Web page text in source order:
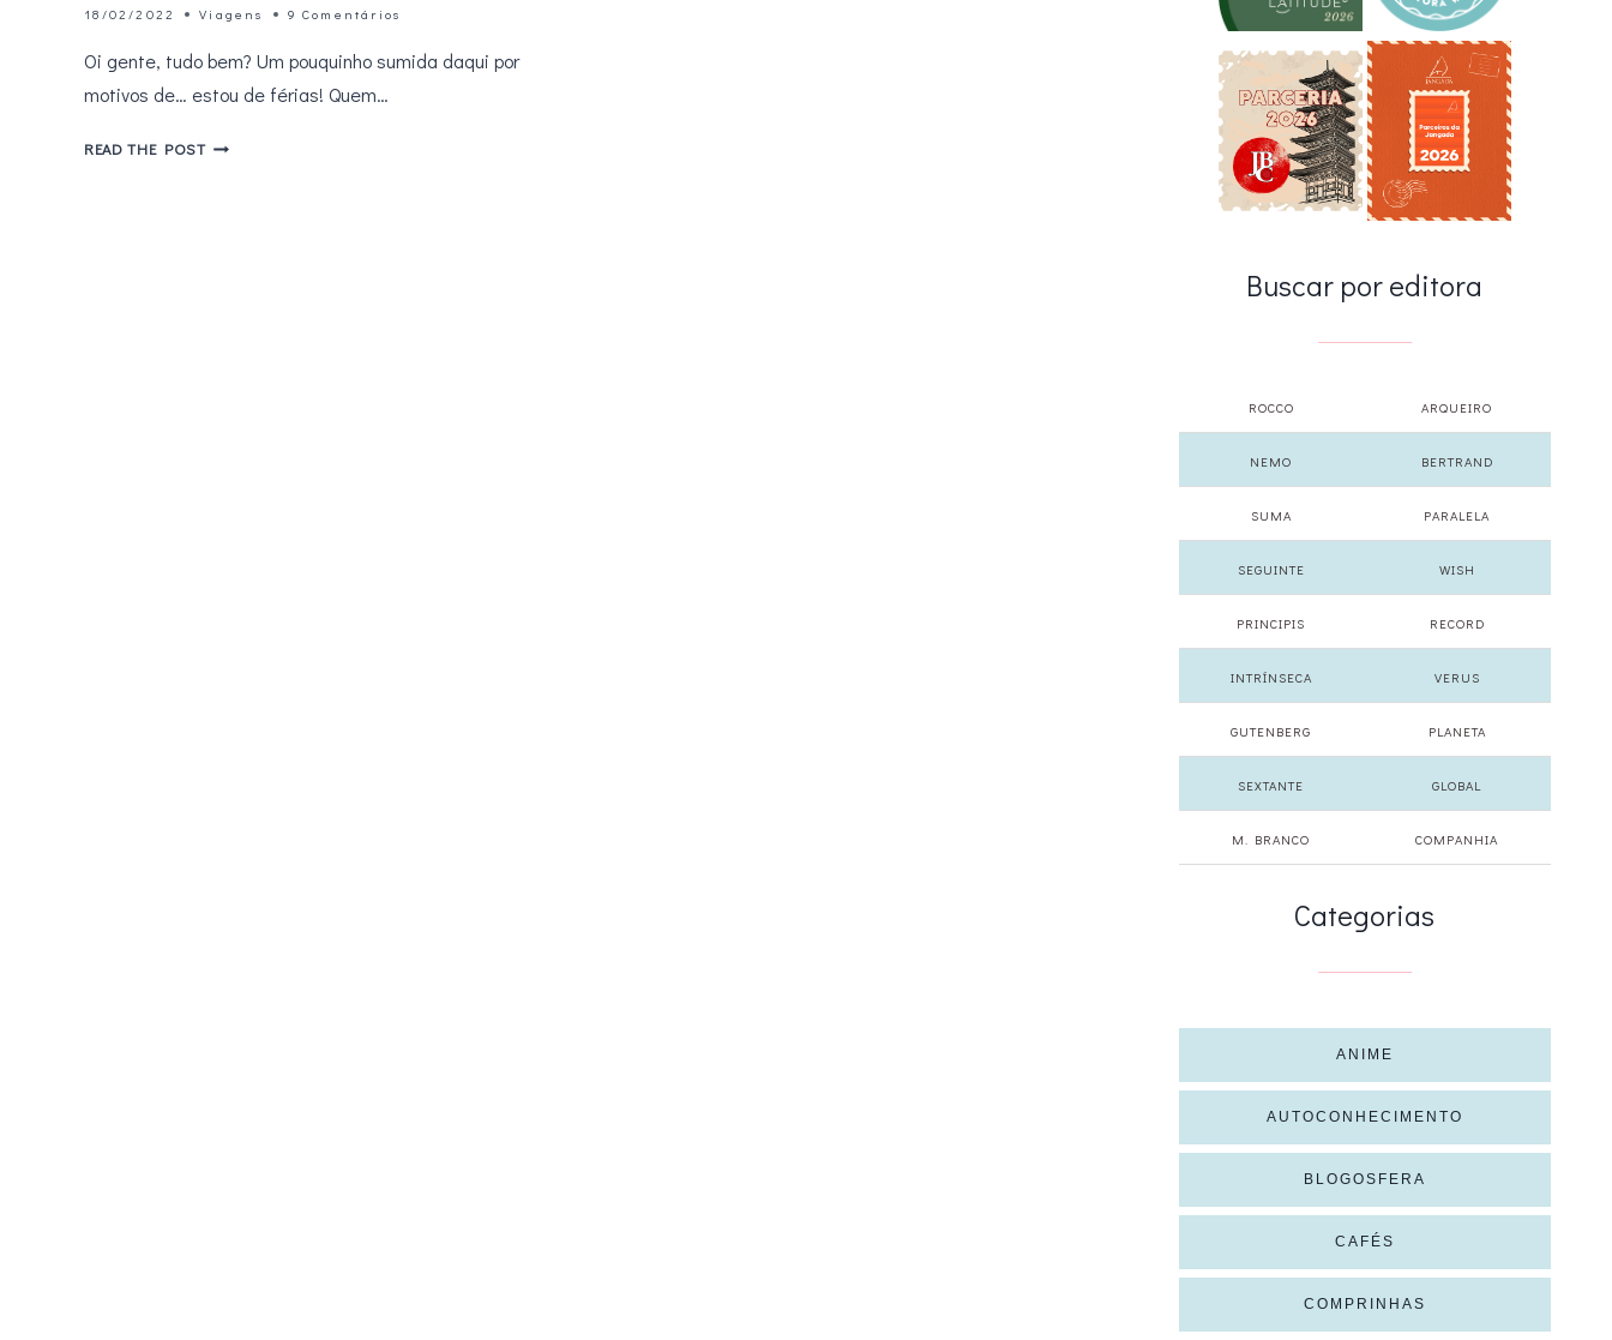
18/02/2022 Viagens 9 Comentários
Oi gente, tudo bem? Um pouquinho sumida daqui por
motivos de… estou de férias! Quem…
READ THE POSTNOVA
Buscar por editora
ROCCO ARQUEIRO
NEMO BERTRAND
SUMA PARALELA
SEGUINTE WISH
PRINCIPIS RECORD
INTRÍNSECA VERUS
GUTENBERG PLANETA
SEXTANTE GLOBAL
M. BRANCO COMPANHIA
Categorias
ANIME
AUTOCONHECIMENTO
BLOGOSFERA
CAFÉS
COMPRINHAS